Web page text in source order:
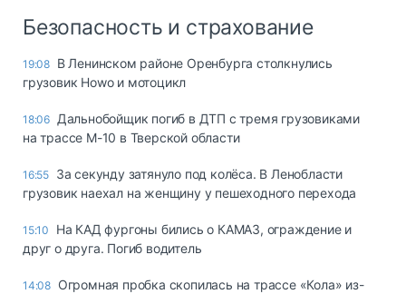
Безопасность и страхование
19:08 В Ленинском районе Оренбурга столкнулись
грузовик Howo и мотоцикл
18:06 Дальнобойщик погиб в ДТП с тремя грузовиками
на трассе М-10 в Тверской области
16:55 За секунду затянуло под колёса. В Ленобласти
грузовик наехал на женщину у пешеходного перехода
15:10
На КАД фургоны бились о КАМАЗ, ограждение и
друг о друга. Погиб водитель
14:08 Огромная пробка скопилась на трассе «Кола» из-